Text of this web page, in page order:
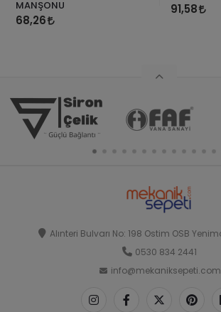
MANŞONU
68,26
91,58
Alınteri Bulvarı No: 198 Ostim OSB
0530 834 2441
info@mekaniksepeti.com